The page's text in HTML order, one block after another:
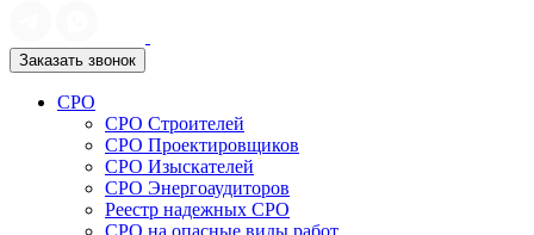
Заказать звонок
СРО
СРО Строителей
СРО Проектировщиков
СРО Изыскателей
СРО Энергоаудиторов
Реестр надежных СРО
СРО на опасные виды работ